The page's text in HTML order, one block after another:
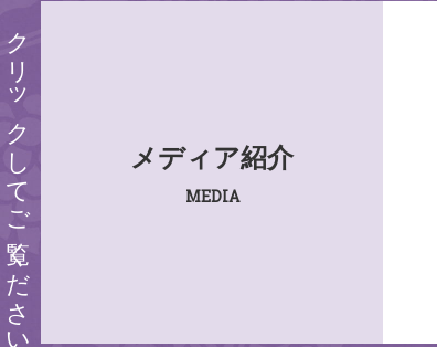
クリックしてご覧ください メディア紹介
MEDIA